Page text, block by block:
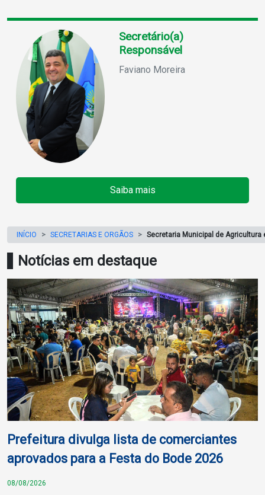
Secretário(a)
Responsável
Faviano Moreira
Saiba mais
INÍCIO SECRETARIAS E ORGÃOS Secretaria Municipal de Agricultura
Notícias em destaque
Prefeitura divulga lista de comerciantes
aprovados para a Festa do Bode 2026
08/08/2026